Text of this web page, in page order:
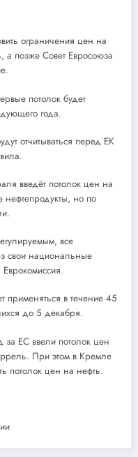
ограничения цен на
позже Совет Евросоюза
потолок будет
года.
отчитываться перед ЕК
введёт потолок цен на
нефтепродукты, но по
все
свои национальные
применяться в течение 45
до 5 декабря.
за ЕС ввели потолок цен
При этом в Кремле
потолок цен на нефть.